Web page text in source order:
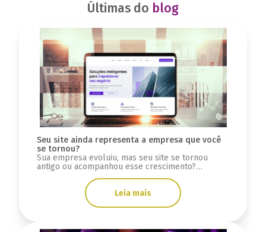
Últimas do blog
Seu site ainda representa a empresa que você
se tornou?
Sua empresa evoluiu, mas seu site se tornou
antigo ou acompanhou esse crescimento?
Descubra sinais se a infraestrutura está limitada.
Leia mais